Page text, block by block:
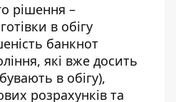
рішення –
в обігу
банкнот
які вже досить
в обігу),
розрахунків та